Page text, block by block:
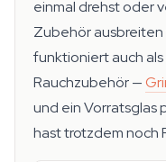
einmal drehst oder
Zubehör ausbreiten
funktioniert auch
Rauchzubehör —
und ein Vorratsglas
hast trotzdem noch